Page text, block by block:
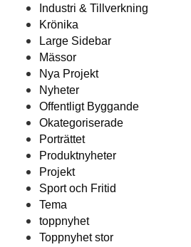
Industri & Tillverkning
Krönika
Large Sidebar
Mässor
Nya Projekt
Nyheter
Offentligt Byggande
Okategoriserade
Porträttet
Produktnyheter
Projekt
Sport och Fritid
Tema
toppnyhet
Toppnyhet stor